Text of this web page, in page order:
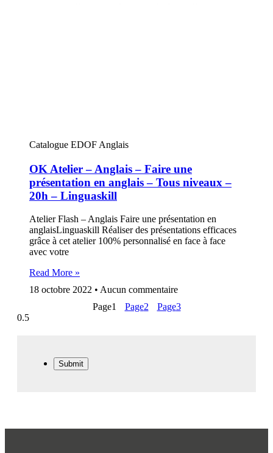
Catalogue EDOF Anglais
OK Atelier – Anglais – Faire une
présentation en anglais – Tous niveaux –
20h – Linguaskill
Atelier Flash – Anglais Faire une présentation en
anglaisLinguaskill Réaliser des présentations efficaces
grâce à cet atelier 100% personnalisé en face à face
avec votre
Read More »
18 octobre 2022
Aucun commentaire
Page1 Page2 Page3